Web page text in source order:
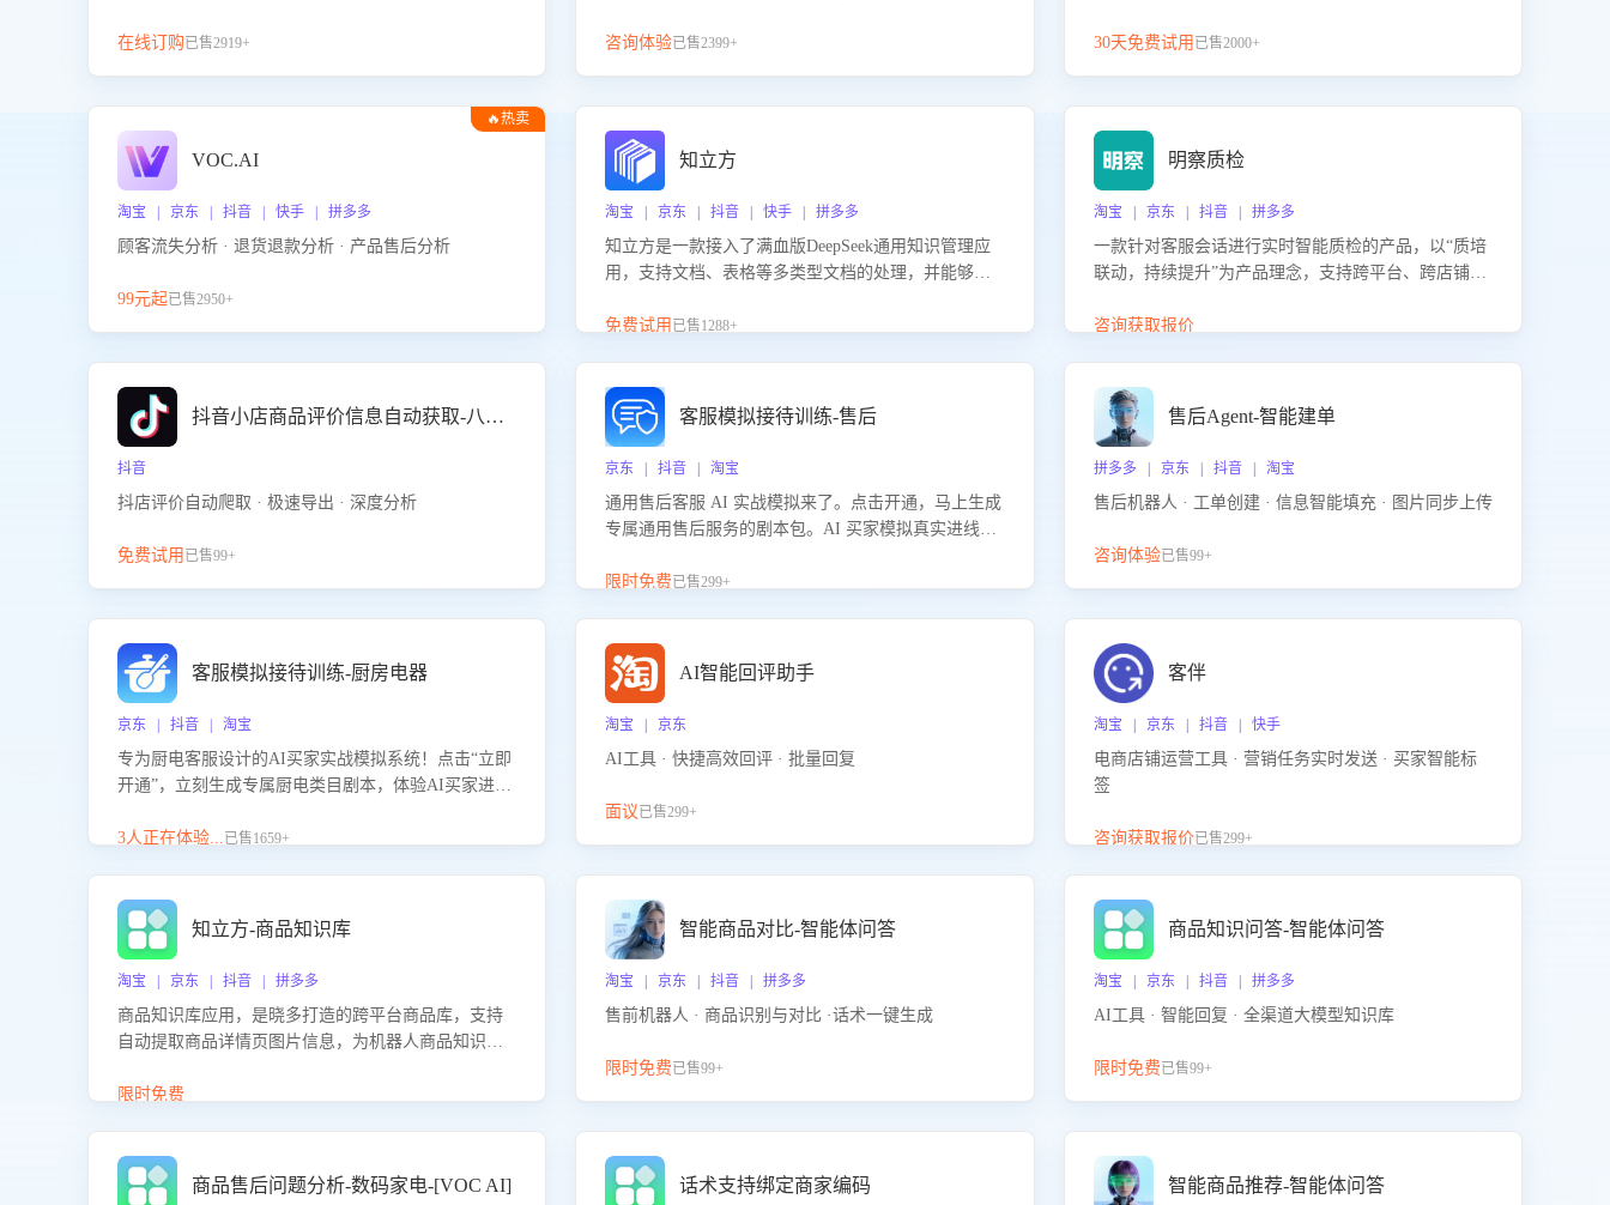
在线订购已售2919+ 咨询体验已售2399+ 30天免费试用 已售2000+
🔥热卖
VOC.AI
淘宝 | 京东 | 抖音 | 快手 | 拼多多
顾客流失分析 · 退货退款分析 · 产品售后分析
99元起已售2950+
知立方
淘宝 | 京东 | 抖音 | 快手 | 拼多多
知立方是一款接入了满血版DeepSeek通用知识管理应
用，支持文档、表格等多类型文档的处理，并能够基
景提供强大的知识支持，帮助用户高效管理和利用知
免费试用 已售1288+
明察质检
淘宝 | 京东 | 抖音 | 拼多多
一款针对客服会话进行实时智能质检的产品，以“质培
联动，持续提升”为产品理念，支持跨平台、跨店铺的
联动，持续提升客服团队的销服能力。
咨询获取报价
抖音小店商品评价信息自动获取-八爪鱼
抖音
抖店评价自动爬取 · 极速导出 · 深度分析
免费试用 已售99+
客服模拟接待训练-售后
京东 | 抖音 | 淘宝
通用售后客服 AI 实战模拟来了。点击开通，马上生成
专属通用售后服务的剧本包。AI 买家模拟真实进线咨
咨询等售后场景的应对要点，轻松提升服务能力。
限时免费已售299+
售后Agent-智能建单
拼多多 | 京东 | 抖音 | 淘宝
售后机器人 · 工单创建 · 信息智能填充 · 图片同步上传
咨询体验已售99+
客服模拟接待训练-厨房电器
京东 | 抖音 | 淘宝
专为厨电客服设计的AI买家实战模拟系统！点击“立即
开通”，立刻生成专属厨电类目剧本，体验AI买家进线
能咨询”等真实场景应对技巧！
3人正在体验...已售1659+
AI智能回评助手
淘宝 | 京东
AI工具 · 快捷高效回评 · 批量回复
面议已售299+
客伴
淘宝 | 京东 | 抖音 | 快手
电商店铺运营工具 · 营销任务实时发送 · 买家智能标
签
咨询获取报价已售299+
知立方-商品知识库
淘宝 | 京东 | 抖音 | 拼多多
商品知识库应用，是晓多打造的跨平台商品库，支持
自动提取商品详情页图片信息，为机器人商品知识问
商品知识。
限时免费
智能商品对比-智能体问答
淘宝 | 京东 | 抖音 | 拼多多
售前机器人 · 商品识别与对比 ·话术一键生成
限时免费已售99+
商品知识问答-智能体问答
淘宝 | 京东 | 抖音 | 拼多多
AI工具 · 智能回复 · 全渠道大模型知识库
限时免费已售99+
商品售后问题分析-数码家电-[VOC AI] 话术支持绑定商家编码 智能商品推荐-智能体问答